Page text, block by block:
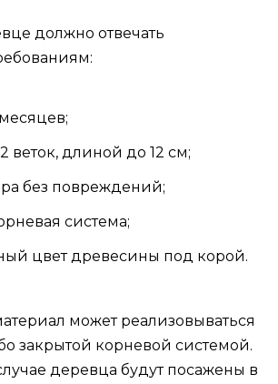
должно отвечать
веток, длиной до 12 см;
без повреждений;
система;
цвет древесины под корой.
может реализовываться
закрытой корневой системой.
деревца будут посажены в